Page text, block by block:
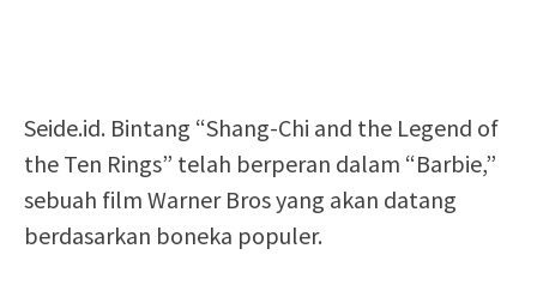
Seide.id. Bintang “Shang-Chi and the Legend of
the Ten Rings” telah berperan dalam “Barbie,”
sebuah film Warner Bros yang akan datang
berdasarkan boneka populer.